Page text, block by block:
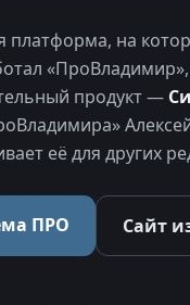
платформа, на
продукт —
её для других
ПРО Сайт